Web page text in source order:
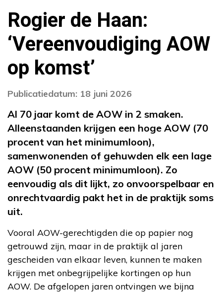
Rogier de Haan:
‘Vereenvoudiging AOW
op komst’
Publicatiedatum: 18 juni 2026
Al 70 jaar komt de AOW in 2 smaken.
Alleenstaanden krijgen een hoge AOW (70
procent van het minimumloon),
samenwonenden of gehuwden elk een lage
AOW (50 procent minimumloon). Zo
eenvoudig als dit lijkt, zo onvoorspelbaar en
onrechtvaardig pakt het in de praktijk soms
uit.
Vooral AOW-gerechtigden die op papier nog
getrouwd zijn, maar in de praktijk al jaren
gescheiden van elkaar leven, kunnen te maken
krijgen met onbegrijpelijke kortingen op hun
AOW. De afgelopen jaren ontvingen we bijna